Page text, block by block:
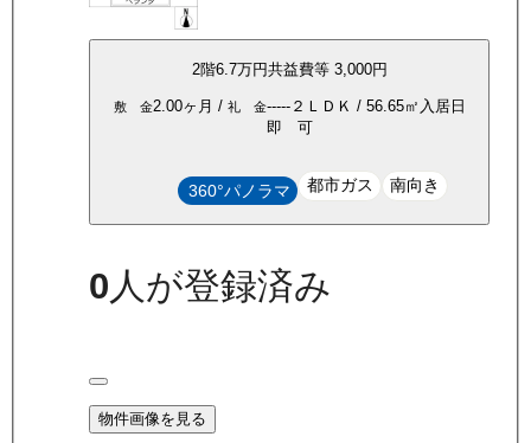
2階6.7万円共益費等 3,000円
敷 金2.00ヶ月 / 礼 金-----２ＬＤＫ / 56.65㎡ 入居日
即 可
360°パノラマ 都市ガス 南向き
0 人が登録済み
物件画像を見る